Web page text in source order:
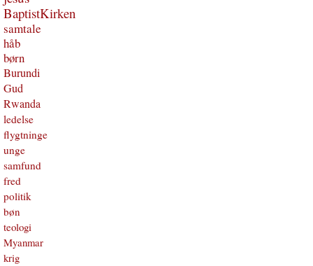
BaptistKirken
samtale
håb
børn
Burundi
Gud
Rwanda
ledelse
flygtninge
unge
samfund
fred
politik
bøn
teologi
Myanmar
krig